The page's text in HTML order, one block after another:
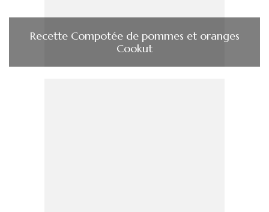
Recette Compotée de pommes et oranges
Cookut